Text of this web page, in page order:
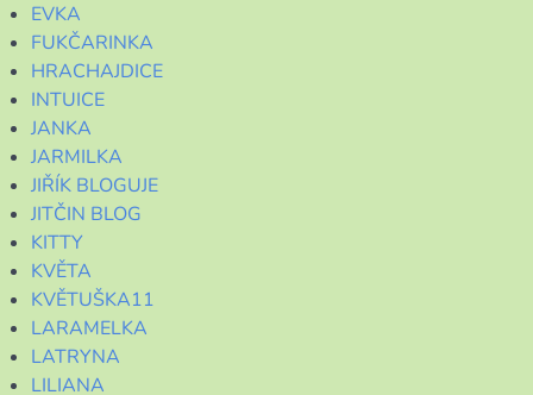
EVKA
FUKČARINKA
HRACHAJDICE
INTUICE
JANKA
JARMILKA
JIŘÍK BLOGUJE
JITČIN BLOG
KITTY
KVĚTA
KVĚTUŠKA11
LARAMELKA
LATRYNA
LILIANA